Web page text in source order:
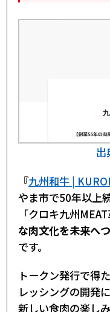
出
『九州和牛 |
やま市で50年以上
「クロキ九州
な肉文化を未来へ
です。
トークン発行で得
レッシングの開発
新しい食肉の楽し